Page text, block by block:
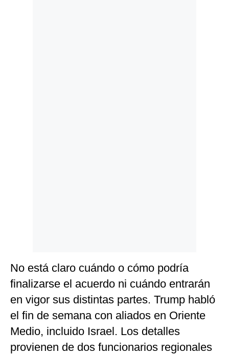
No está claro cuándo o cómo podría
finalizarse el acuerdo ni cuándo entrarán
en vigor sus distintas partes. Trump habló
el fin de semana con aliados en Oriente
Medio, incluido Israel. Los detalles
provienen de dos funcionarios regionales